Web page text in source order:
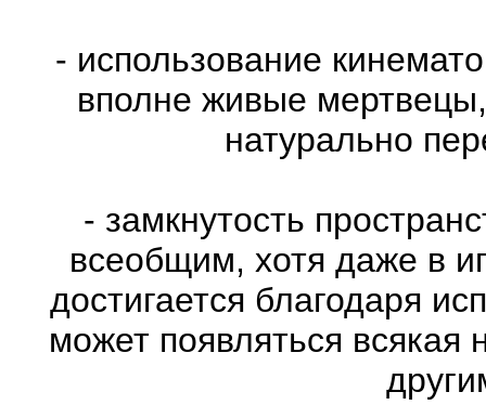
- использование
вполне живые
натурально
- замкнутость
всеобщим, хотя даже в
достигается благодаря
может появляться всякая